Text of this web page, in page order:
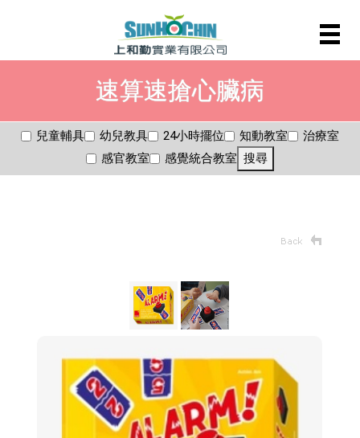
速算速搶心臟病
兒童輔具 幼兒教具 24小時擺位 知動教室
治療室
感官教室
感覺統合教室 搜尋